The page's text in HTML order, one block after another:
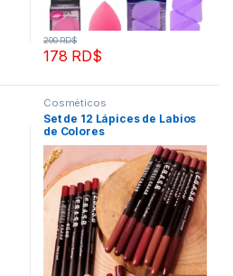
178 RD$
200RD$
Cosméticos
Set de 12 Lápices de Labios
de Colores